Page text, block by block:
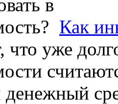
Как
что уже